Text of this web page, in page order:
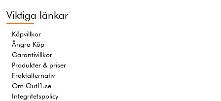
Viktiga länkar
Köpvillkor
Ångra Köp
Garantivillkor
Produkter & priser
Fraktalternativ
Om Outl1.se
Integritetspolicy